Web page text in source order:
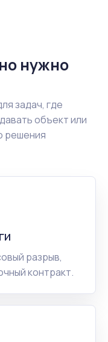
нужно
задач, где
объект или
решения
разрыв,
контракт.